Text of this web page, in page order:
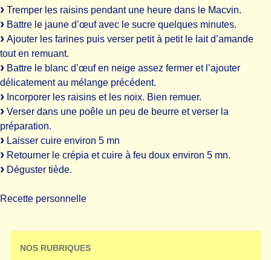
Tremper les raisins pendant une heure dans le Macvin.
Battre le jaune d’œuf avec le sucre quelques minutes.
Ajouter les farines puis verser petit à petit le lait d’amande
tout en remuant.
Battre le blanc d’œuf en neige assez fermer et l’ajouter
délicatement au mélange précédent.
Incorporer les raisins et les noix. Bien remuer.
Verser dans une poêle un peu de beurre et verser la
préparation.
Laisser cuire environ 5 mn
Retourner le crépia et cuire à feu doux environ 5 mn.
Déguster tiède.
Recette personnelle
NOS RUBRIQUES